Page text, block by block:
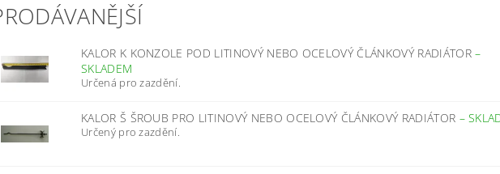
KALOR K KONZOLE POD LITINOVÝ NEBO OCELOVÝ ČLÁNKOVÝ RADIÁTOR–
SKLADEM
Určená pro zazdění.
KALOR Š ŠROUB PRO LITINOVÝ NEBO OCELOVÝ ČLÁNKOVÝ RADIÁTOR –
Určený pro zazdění.